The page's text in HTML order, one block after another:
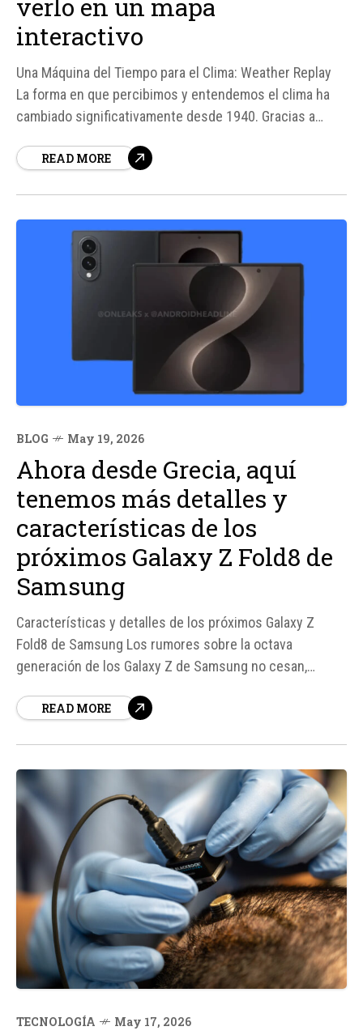
verlo en un mapa
interactivo
Una Máquina del Tiempo para el Clima: Weather Replay
La forma en que percibimos y entendemos el clima ha
cambiado significativamente desde 1940. Gracias a
ahora contamos con herramientas como Weather
visualizar cómo ha evolucionado el...
READ MORE
BLOG May 19, 2026
Ahora desde Grecia, aquí
tenemos más detalles y
características de los
próximos Galaxy Z Fold8 de
Samsung
Características y detalles de los próximos Galaxy Z
Fold8 de Samsung Los rumores sobre la octava
generación de los Galaxy Z de Samsung no cesan,
en el mercado de los teléfonos plegables. Según
READ MORE
TECNOLOGÍA May 17, 2026